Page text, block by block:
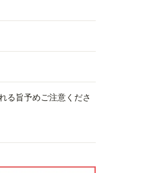
る旨予めご注意くださ